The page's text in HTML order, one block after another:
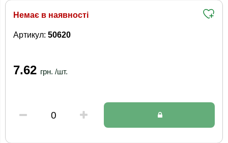
Немає в наявності
Артикул: 50620
7.62 грн. /шт.